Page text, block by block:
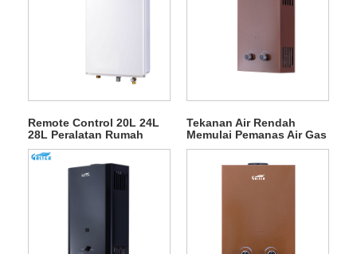
Remote Control 20L 24L
28L Peralatan Rumah
Pemanas Air Gas Luar
Ruang
Tekanan Air Rendah
Memulai Pemanas Air Gas
LPG Tipe Buang